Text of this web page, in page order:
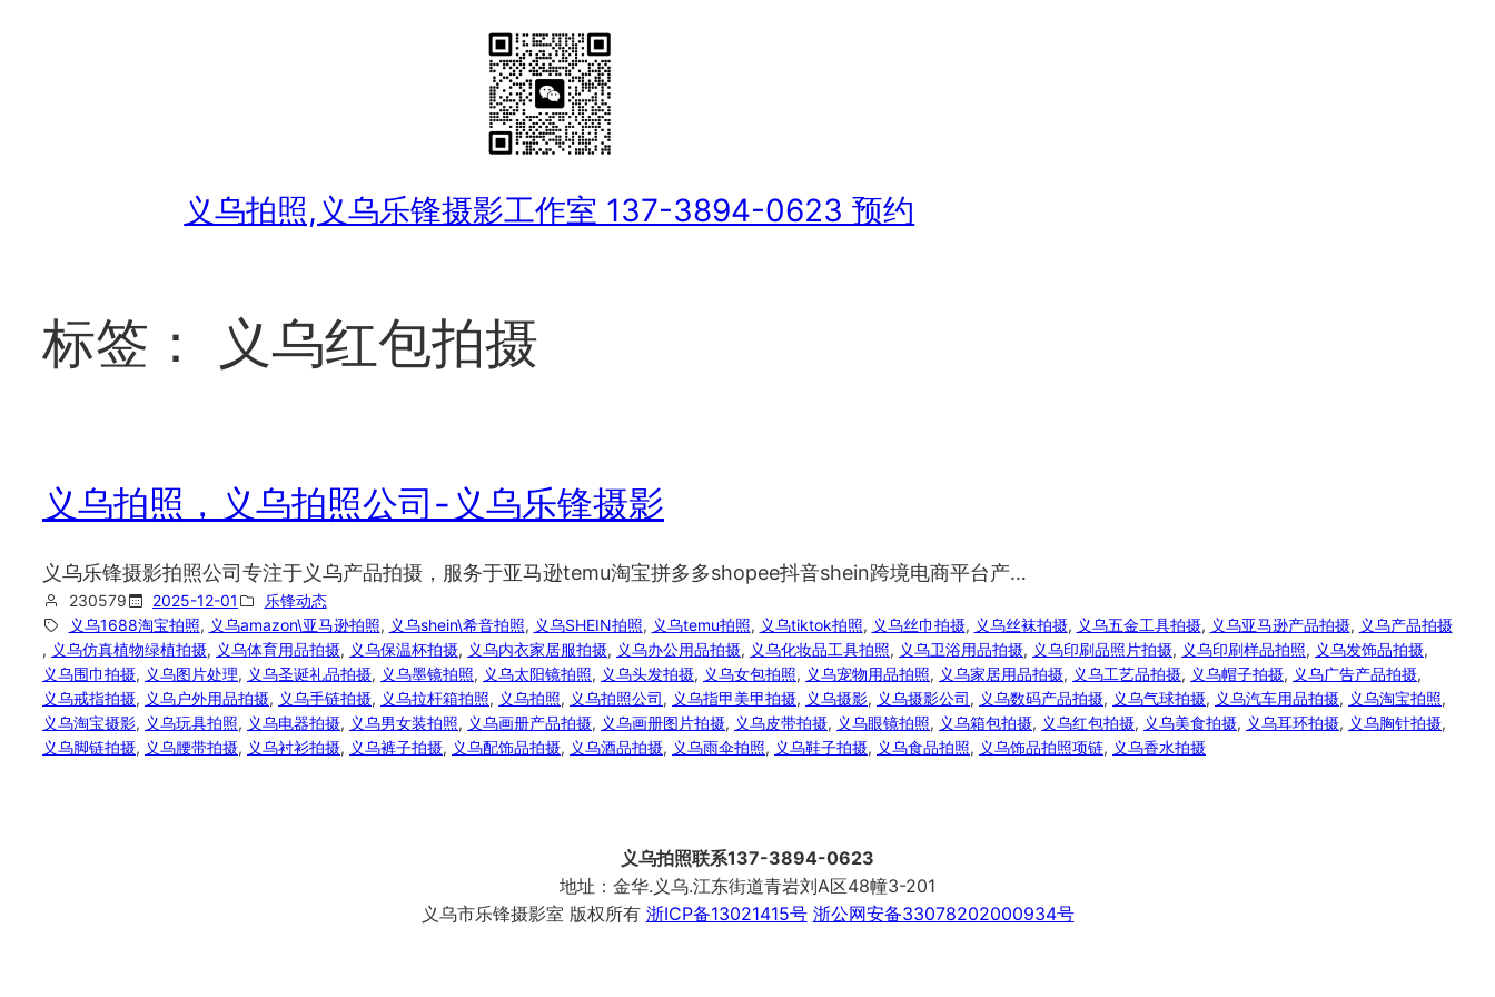
义乌拍照,义乌乐锋摄影工作室 137-3894-0623 预约
标签： 义乌红包拍摄
义乌拍照，义乌拍照公司-义乌乐锋摄影
义乌乐锋摄影拍照公司专注于义乌产品拍摄，服务于亚马逊temu淘宝拼多多shopee抖音shein跨境电商平台产…
230579 2025-12-01
乐锋动态
义乌1688淘宝拍照, 义乌amazon\亚马逊拍照, 义乌shein\希音拍照, 义乌SHEIN拍照, 义乌temu拍照, 义乌tiktok拍照, 义乌丝巾拍摄, 义乌丝袜拍摄, 义乌五金工具拍摄, 义乌亚马逊产品拍摄, 义乌产品拍摄
, 义乌仿真植物绿植拍摄, 义乌体育用品拍摄, 义乌保温杯拍摄, 义乌内衣家居服拍摄, 义乌办公用品拍摄, 义乌化妆品工具拍照, 义乌卫浴用品拍摄, 义乌印刷品照片拍摄, 义乌印刷样品拍照, 义乌发饰品拍摄,
义乌围巾拍摄, 义乌图片处理, 义乌圣诞礼品拍摄, 义乌墨镜拍照, 义乌太阳镜拍照, 义乌头发拍摄, 义乌女包拍照, 义乌宠物用品拍照, 义乌家居用品拍摄, 义乌工艺品拍摄, 义乌帽子拍摄, 义乌广告产品拍摄,
义乌戒指拍摄, 义乌户外用品拍摄, 义乌手链拍摄, 义乌拉杆箱拍照, 义乌拍照, 义乌拍照公司, 义乌指甲美甲拍摄, 义乌摄影, 义乌摄影公司, 义乌数码产品拍摄, 义乌气球拍摄, 义乌汽车用品拍摄, 义乌淘宝拍照,
义乌淘宝摄影, 义乌玩具拍照, 义乌电器拍摄, 义乌男女装拍照, 义乌画册产品拍摄, 义乌画册图片拍摄, 义乌皮带拍摄, 义乌眼镜拍照, 义乌箱包拍摄, 义乌红包拍摄, 义乌美食拍摄, 义乌耳环拍摄, 义乌胸针拍摄,
义乌脚链拍摄, 义乌腰带拍摄, 义乌衬衫拍摄, 义乌裤子拍摄, 义乌配饰品拍摄, 义乌酒品拍摄, 义乌雨伞拍照, 义乌鞋子拍摄, 义乌食品拍照, 义乌饰品拍照项链, 义乌香水拍摄
义乌拍照联系137-3894-0623
地址：金华.义乌.江东街道青岩刘A区48幢3-201
义乌市乐锋摄影室 版权所有 浙ICP备13021415号 浙公网安备33078202000934号